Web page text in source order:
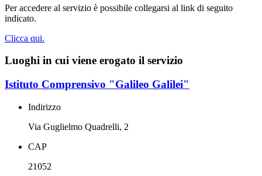
Per accedere al servizio è possibile collegarsi al link di seguito
indicato.
Clicca qui.
Luoghi in cui viene erogato il servizio
Istituto Comprensivo "Galileo Galilei"
Indirizzo
Via Guglielmo Quadrelli, 2
CAP
21052